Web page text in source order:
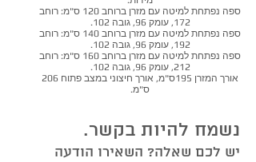
ספה נפתחת למיטה עם מזרן ברוחב 120 ס"מ: רוחב
172, עומק 96, גובה 102.
ספה נפתחת למיטה עם מזרן ברוחב 140 ס"מ: רוחב
192, עומק 96, גובה 102.
ספה נפתחת למיטה עם מזרן ברוחב 160 ס"מ: רוחב
212, עומק 96, גובה 102.
אורך המזרן 195ס"מ, אורך חיצוני במצב פתוח 206
ס"מ.
נשמח להיות בקשר.
יש לכם שאלה? השאירו הודעה